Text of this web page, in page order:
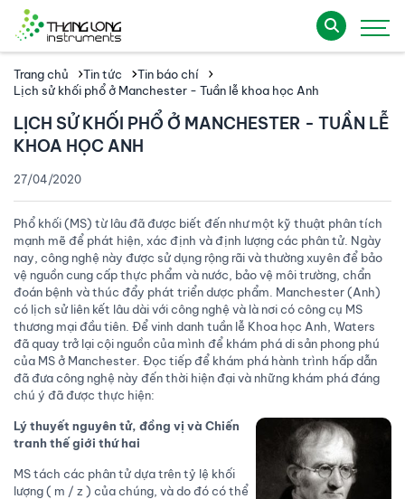
Trang chủ Tin tức
Tin báo chí
Lịch sử khối phổ ở Manchester - Tuần lễ khoa học Anh
LỊCH SỬ KHỐI PHỔ Ở MANCHESTER - TUẦN LỄ
KHOA HỌC ANH
27/04/2020
Phổ khối (MS) từ lâu đã được biết đến như một kỹ thuật phân tích
mạnh mẽ để phát hiện, xác định và định lượng các phân tử. Ngày
nay, công nghệ này được sử dụng rộng rãi và thường xuyên để bảo
vệ nguồn cung cấp thực phẩm và nước, bảo vệ môi trường, chẩn
đoán bệnh và thúc đẩy phát triển dược phẩm. Manchester (Anh)
có lịch sử liên kết lâu dài với công nghệ và là nơi có công cụ MS
thương mại đầu tiên. Để vinh danh tuần lễ Khoa học Anh, Waters
đã quay trở lại cội nguồn của mình để khám phá di sản phong phú
của MS ở Manchester. Đọc tiếp để khám phá hành trình hấp dẫn
đã đưa công nghệ này đến thời hiện đại và những khám phá đáng
chú ý đã được thực hiện:
Lý thuyết nguyên tử, đồng vị và Chiến
tranh thế giới thứ hai
MS tách các phân tử dựa trên tỷ lệ khối
lượng ( m / z ) của chúng, và do đó có thể